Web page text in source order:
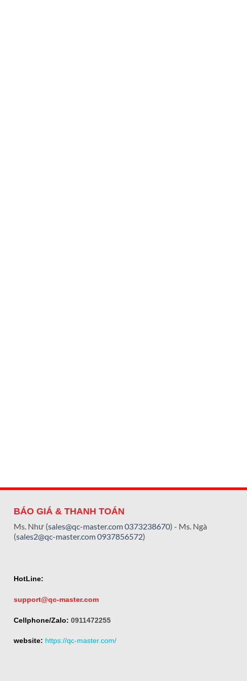
BÁO GIÁ & THANH TOÁN
Ms. Như (sales@qc-master.com0373238670) - Ms. Ngà
(sales2@qc-master.com0937856572)
HotLine:
support@qc-master.com
Cellphone/Zalo: 0911472255
website: https://qc-master.com/